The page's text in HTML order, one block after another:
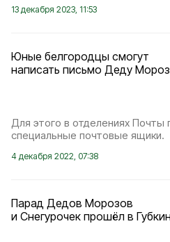
13 декабря 2023, 11:53
Юные белгородцы смогут
написать письмо Деду
Для этого в отделениях Почты
специальные почтовые ящики.
4 декабря 2022, 07:38
Парад Дедов Морозов
и Снегурочек прошёл в